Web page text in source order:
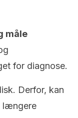
måle
for diagnose.
Derfor, kan
længere